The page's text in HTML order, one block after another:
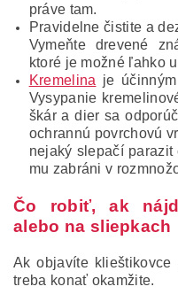
práve tam.
Pravidelne čistite a
Vymeňte drevené
ktoré je možné ľahko
Kremelina je
Vysypanie
škár a dier sa
ochrannú povrchovú
nejaký slepačí
mu zabráni v
Čo robiť, ak
alebo na sliepkach
Ak objavíte
treba konať okamžite.